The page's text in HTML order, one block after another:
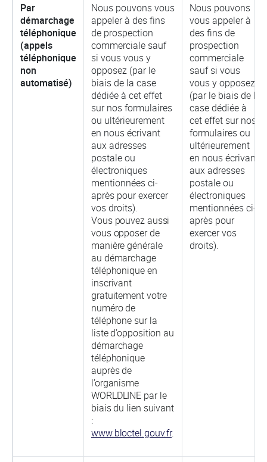
Par
démarchage
téléphonique
(appels
téléphonique
non
automatisé)
Nous pouvons vous
appeler à des fins
de prospection
commerciale sauf
si vous vous y
opposez (par le
biais de la case
dédiée à cet effet
sur nos formulaires
ou ultérieurement
en nous écrivant
aux adresses
postale ou
électroniques
mentionnées ci-
après pour exercer
vos droits).
Vous pouvez aussi
vous opposer de
manière générale
au démarchage
téléphonique en
inscrivant
gratuitement votre
numéro de
téléphone sur la
liste d’opposition au
démarchage
téléphonique
auprès de
l’organisme
WORLDLINE par le
biais du lien suivant
:
www.bloctel.gouv.fr.
Nous pouvons
vous appeler à
des fins de
prospection
commerciale
sauf si vous
vous y opposez
(par le biais de la
case dédiée à
cet effet sur nos
formulaires ou
ultérieurement
en nous écrivant
aux adresses
postale ou
électroniques
mentionnées ci-
après pour
exercer vos
droits).